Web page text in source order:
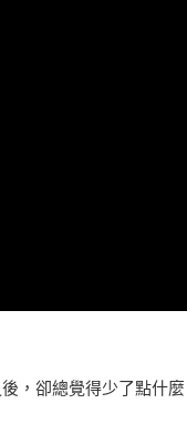
，卻總覺得少了點什